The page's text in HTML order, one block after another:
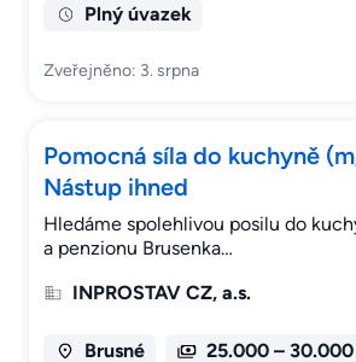
Plný úvazek
Zveřejněno: 3. srpna
Pomocná síla do kuchyně
Nástup ihned
Hledáme spolehlivou posilu do
a penzionu Brusenka…
INPROSTAV CZ, a.s.
Brusné 25.000 –